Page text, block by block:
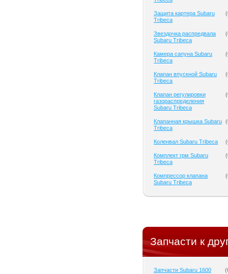
Защита картера Subaru
Tribeca
(
Звездочка распредвала
Subaru Tribeca
(
Камера сапуна Subaru
Tribeca
(
Клапан впускной Subaru
Tribeca
(
Клапан регулировки
газораспределения
Subaru Tribeca
(
Клапанная крышка Subaru
Tribeca
(
Коленвал Subaru Tribeca (
Комплект грм Subaru
Tribeca
(
Компрессор клапана
Subaru Tribeca
(
Запчасти к
Запчасти Subaru 1600 (